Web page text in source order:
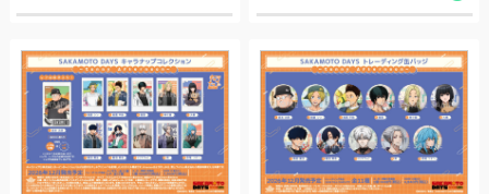
2024.07.02
夏季休業のお知らせ
2024.06.20
弊社開発商品の発売中止のご連絡